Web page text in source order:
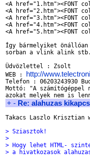
<A href="1.htm"><FONT
<A href="2.htm"><FONT
<A href="3.htm"><FONT
<A href="4.htm"><FONT
<A
Így bármelyiket
sorban a vlink alink
Üdvözlettel : Zsolt
WEB : http://
Telefon : 06203243930
Mottó: "A
+ - Re: alahuzas
Takacs Laszlo Krisztian
> Sziasztok!
>
> Hogy lehet HTML-
> a hivatkozasok